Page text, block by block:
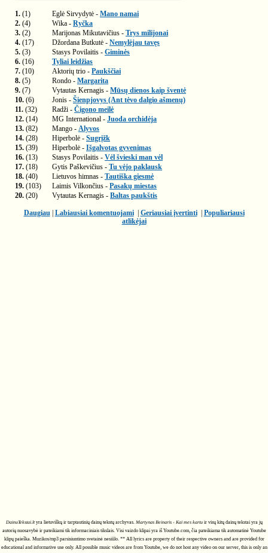
1. (1) Eglė Sirvydytė - Mano namai
2. (4) Wika - Ryčka
3. (2) Marijonas Mikutavičius - Trys milijonai
4. (17) Džordana Butkutė - Nemylėjau tavęs
5. (3) Stasys Povilaitis - Giminės
6. (16)
Tyliai leidžias
7. (10) Aktorių trio - Paukščiai
8. (5) Rondo - Margarita
9. (7) Vytautas Kernagis - Mūsų dienos kaip šventė
10. (6) Jonis - Šienpjovys (Ant tėvo dalgio ašmenų)
11. (32) Radži - Čigono meilė
12. (14) MG International - Juoda orchidėja
13. (82) Mango - Alyvos
14. (28) Hiperbolė - Sugrįžk
15. (39) Hiperbolė - Išgalvotas gyvenimas
16. (13) Stasys Povilaitis - Vėl švieski man vėl
17. (18) Gytis Paškevičius - Tu vėjo paklausk
18. (40) Lietuvos himnas - Tautiška giesmė
19. (103) Laimis Vilkončius - Pasakų miestas
20. (20) Vytautas Kernagis - Baltas paukštis
Daugiau| Labiausiai komentuojami| Geriausiai įvertinti| Populiariausi
atlikėjai
DainuTekstai.ltyra lietuviškų ir tarptautinių dainų tekstų archyvas. Martynas Beinaris - Kai mes kartuir visų kitų dainų tekstai yra jų
autorių nuosavybė ir pateikiami tik informaciniais tikslais. Visi vaizdo klipai yra iš Youtube.com, čia pateikiama tik automatinė Youtube
klipų paieška. Muzikos/mp3 parsisiuntimo svetainė nesiūlo. ** All lyrics are property of their respective owners and are provided for
educational and informative use only. All possible music videos are from Youtube, we do not host any video on our server, this is only an